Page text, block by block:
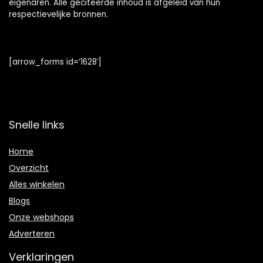
eigenaren. Alle geciteerde inhoud is afgeleid van hun
respectievelijke bronnen.
[arrow_forms id=’1628′]
Snelle links
Home
Overzicht
Alles winkelen
Blogs
Onze webshops
Adverteren
Verklaringen